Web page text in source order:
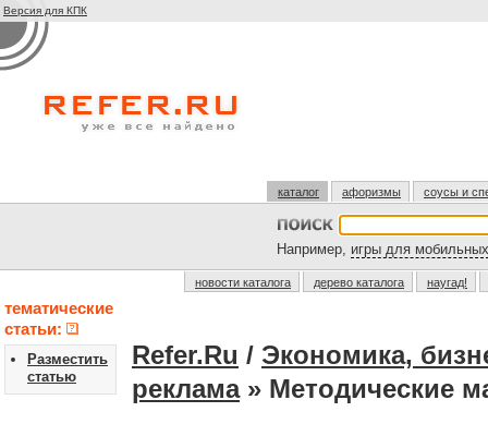
Версия для КПК
каталог афоризмы соусы и
Например, игры для мобильных
новости каталога дерево каталога наугад!
тематические
статьи:
Разместить
статью
Refer.Ru / Экономика,
реклама» Методические